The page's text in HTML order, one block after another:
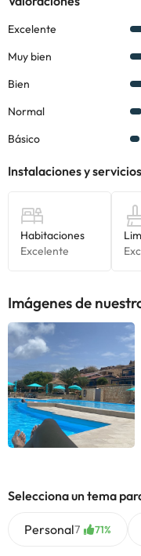
Algunos de los servicios
consultar sus tarifas
información de esta ficha
alojamiento. Si tienes
Imágenes de
Selecciona un tema
Personal7 71%